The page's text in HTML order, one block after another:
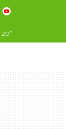
20º